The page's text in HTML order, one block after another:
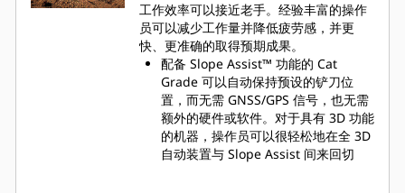
的动力。
灵活性和理想的机器平衡性有助于快
速完成高质量的平整作业。
工作效率可以接近老手。经验丰富的操作
员可以减少工作量并降低疲劳感，并更
快、更准确的取得预期成果。
配备 Slope Assist™ 功能的 Cat
Grade 可以自动保持预设的铲刀位
置，而无需 GNSS/GPS 信号，也无需
额外的硬件或软件。对于具有 3D 功能
的机器，操作员可以很轻松地在全 3D
自动装置与 Slope Assist 间来回切